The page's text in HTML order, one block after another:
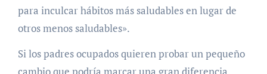
para inculcar hábitos más saludables en lugar de
otros menos saludables».
Si los padres ocupados quieren probar un pequeño
cambio que podría marcar una gran diferencia,